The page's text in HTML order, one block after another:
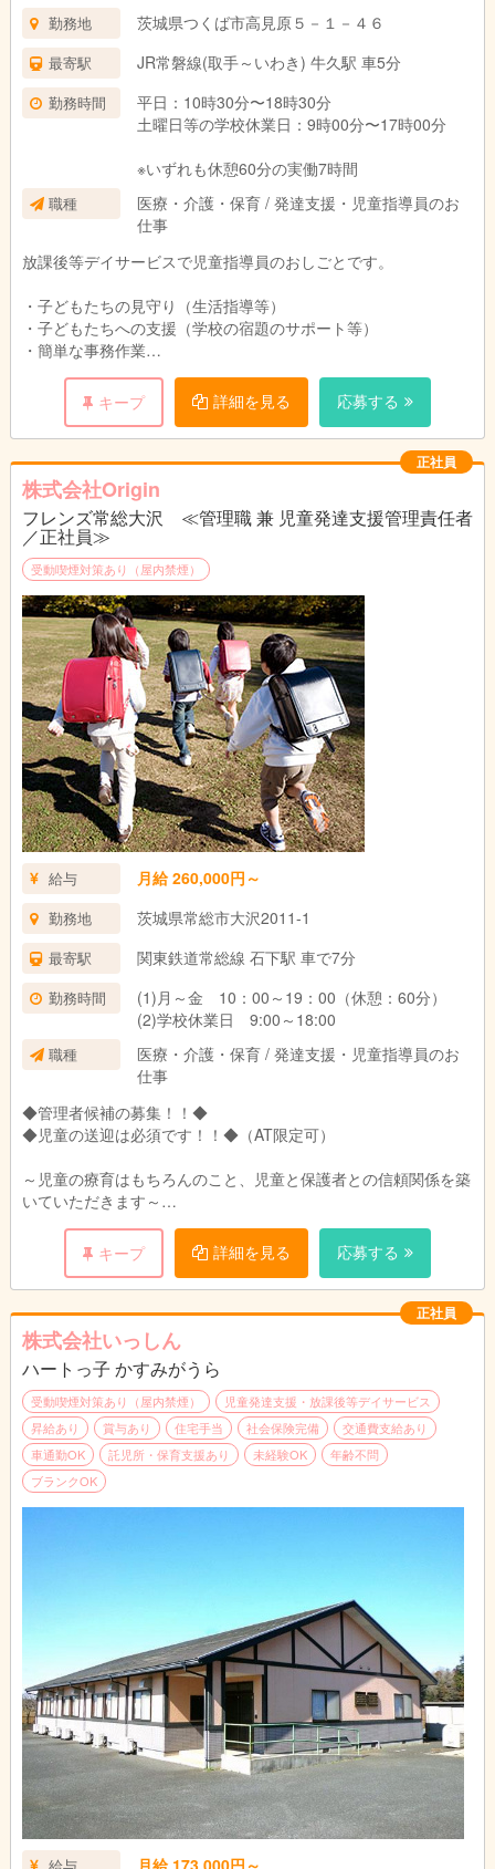
勤務地 茨城県つくば市高見原５－１－４６
最寄駅 JR常磐線(取手～いわき) 牛久駅 車5分
勤務時間
平日：10時30分〜18時30分
土曜日等の学校休業日：9時00分〜17時00分
※いずれも休憩60分の実働7時間
職種
医療・介護・保育 / 発達支援・児童指導員のお
仕事
放課後等デイサービスで児童指導員のおしごとです。
・子どもたちの見守り（生活指導等）
・子どもたちへの支援（学校の宿題のサポート等）
・簡単な事務作業
キープ
詳細を見る 応募する
正社員
株式会社Origin
フレンズ常総大沢 ≪管理職 兼 児童発達支援管理責任者
／正社員≫
受動喫煙対策あり（屋内禁煙）
給与 月給 260,000円～
勤務地 茨城県常総市大沢2011-1
最寄駅 関東鉄道常総線 石下駅 車で7分
勤務時間
(1)月～金 10：00～19：00（休憩：60分）
(2)学校休業日 9:00～18:00
職種
医療・介護・保育 / 発達支援・児童指導員のお
仕事
◆管理者候補の募集！！◆
◆児童の送迎は必須です！！◆（AT限定可）
～児童の療育はもちろんのこと、児童と保護者との信頼関係を築
いていただきます～
管理者の方には、療育を行っていくに当たり、児童だけでなく保
護者の方ともしっかり話し合い、児童一人一人が希望や目標に向
かって一歩一歩進んでいけるような療育を行っていただきます。
子供たちが社会の中で戸惑わないよう、コミュニケーションの幅
を広げられるようご尽力いただくお仕事です。
また、児童たちがいない時間は教育運営のための事務作業や、近
隣の学校、保育園・幼稚園等への営業活動を行っていただきま
す。事務作業は簡単な操作なので、基礎的なPCの知識があれば
大丈夫です。営業活動では、SNSへの掲載やチラシ配り等、積極
的に活動していただきます。
キープ 詳細を見る 応募する
正社員
株式会社いっしん
ハートっ子 かすみがうら
受動喫煙対策あり（屋内禁煙）
児童発達支援・放課後等デイサービス
昇給あり
賞与あり 住宅手当 社会保険完備
交通費支給あり
車通勤OK
託児所・保育支援あり 未経験OK
年齢不問
ブランクOK
給与 月給 173,000円～